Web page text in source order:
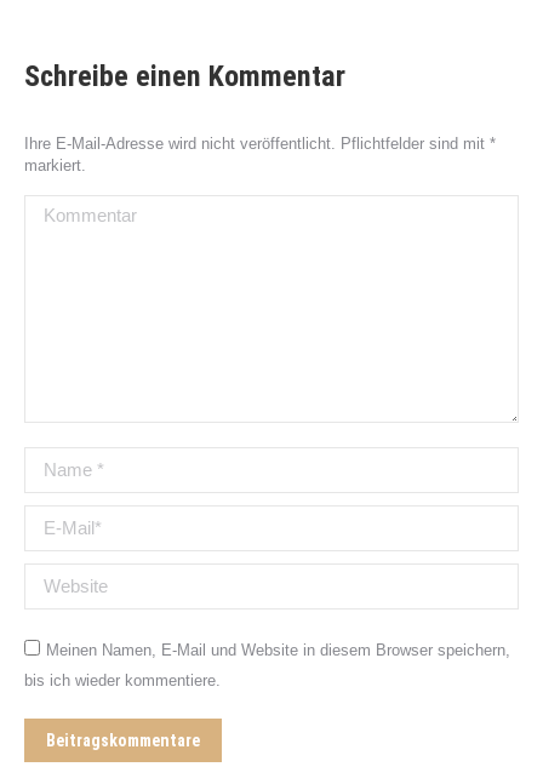
Schreibe einen Kommentar
Ihre E-Mail-Adresse wird nicht veröffentlicht. Pflichtfelder sind mit *
markiert.
Kommentar
Name *
E-Mail *
Website
Meinen Namen, E-Mail und Website in diesem Browser speichern,
bis ich wieder kommentiere.
Beitragskommentare